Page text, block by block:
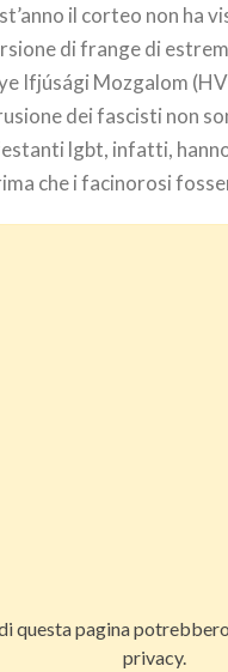
il corteo non ha
di frange di
Ifjúsági Mozgalom
dei fascisti non
lgbt, infatti,
che i facinorosi
questa pagina
privacy.